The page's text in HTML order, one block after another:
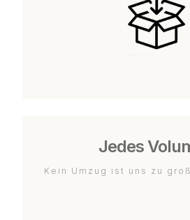
Jedes
Kein Umzug ist uns zu